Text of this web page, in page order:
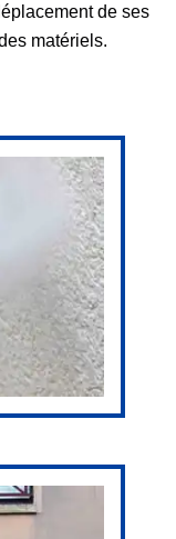
de ses
matériels.